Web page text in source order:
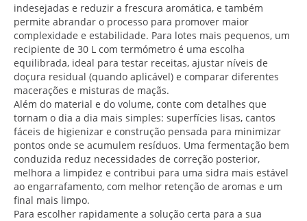
indesejadas e reduzir a frescura aromática, e também
permite abrandar o processo para promover maior
complexidade e estabilidade. Para lotes mais pequenos, um
recipiente de 30 L com termómetro é uma escolha
equilibrada, ideal para testar receitas, ajustar níveis de
doçura residual (quando aplicável) e comparar diferentes
macerações e misturas de maçãs.
Além do material e do volume, conte com detalhes que
tornam o dia a dia mais simples: superfícies lisas, cantos
fáceis de higienizar e construção pensada para minimizar
pontos onde se acumulem resíduos. Uma fermentação bem
conduzida reduz necessidades de correção posterior,
melhora a limpidez e contribui para uma sidra mais estável
ao engarrafamento, com melhor retenção de aromas e um
final mais limpo.
Para escolher rapidamente a solução certa para a sua